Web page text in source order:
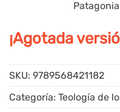
¡Agotada
SKU: 9789568421182
Categoría: Teología de